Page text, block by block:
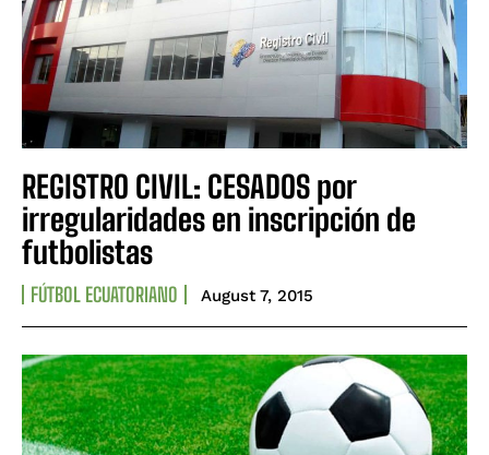
REGISTRO CIVIL: CESADOS por
irregularidades en inscripción de
futbolistas
FÚTBOL ECUATORIANO August 7, 2015